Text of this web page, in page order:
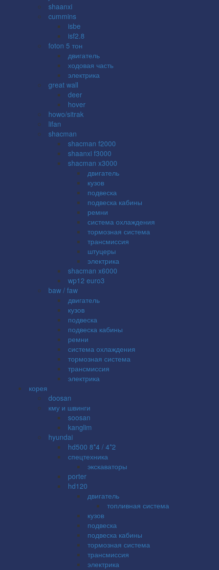
shaanxi
cummins
isbe
isf2.8
foton 5 тон
двигатель
ходовая часть
электрика
great wall
deer
hover
howo/sitrak
lifan
shacman
shacman f2000
shaanxi f3000
shacman x3000
двигатель
кузов
подвеска
подвеска кабины
ремни
система охлаждения
тормозная система
трансмиссия
штуцеры
электрика
shacman x6000
wp12 euro3
baw / faw
двигатель
кузов
подвеска
подвеска кабины
ремни
система охлаждения
тормозная система
трансмиссия
электрика
корея
doosan
кму и швинги
soosan
kanglim
hyundai
hd500 8*4 / 4*2
спецтехника
экскаваторы
porter
hd120
двигатель
топливная система
кузов
подвеска
подвеска кабины
тормозная система
трансмиссия
электрика